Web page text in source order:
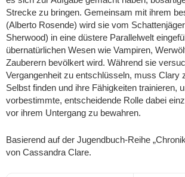
Strecke zu bringen. Gemeinsam mit ihrem
(Alberto Rosende) wird sie vom
Sherwood) in eine düstere Parallelwelt
übernatürlichen Wesen wie Vampiren,
Zauberern bevölkert wird. Während sie
Vergangenheit zu entschlüsseln, muss Clary
Selbst finden und ihre Fähigkeiten trainieren,
vorbestimmte, entscheidende Rolle dabei
vor ihrem Untergang zu bewahren.
Basierend auf der Jugendbuch-Reihe
von Cassandra Clare.